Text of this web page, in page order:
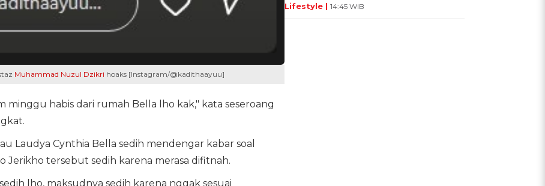
Muhammad Nuzul Dzikri hoaks [Instagram/@kadithaayuu]
minggu habis dari rumah Bella lho kak," kata seseroang
Laudya Cynthia Bella sedih mendengar kabar soal
Jerikho tersebut sedih karena merasa difitnah.
lho, maksudnya sedih karena nggak sesuai
Lifestyle | 14:45 WIB